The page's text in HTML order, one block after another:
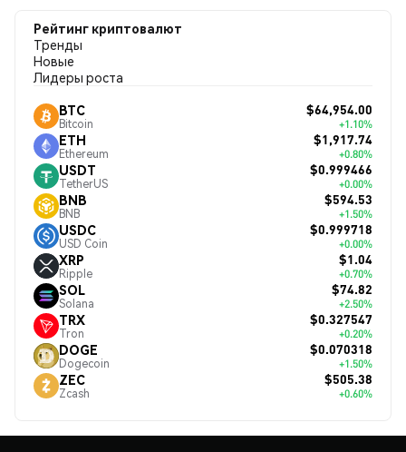
Рейтинг криптовалют
Тренды
Новые
Лидеры роста
BTC
Bitcoin
$64,954.00
+1.10%
ETH
Ethereum
$1,917.74
+0.80%
USDT
TetherUS
$0.999466
+0.00%
BNB
BNB
$594.53
+1.50%
USDC
USD Coin
$0.999718
+0.00%
XRP
Ripple
$1.04
+0.70%
SOL
Solana
$74.82
+2.50%
TRX
Tron
$0.327547
+0.20%
DOGE
Dogecoin
$0.070318
+1.50%
ZEC
Zcash
$505.38
+0.60%